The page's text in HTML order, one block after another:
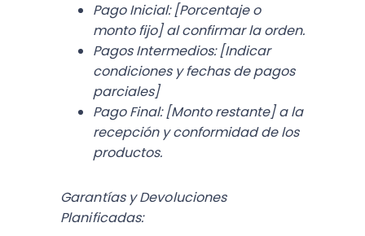
Pago Inicial:[Porcentaje o
monto fijo] al confirmar la orden.
Pagos Intermedios:[Indicar
condiciones y fechas de pagos
parciales]
Pago Final:[Monto restante] a la
recepción y conformidad de los
productos.
Garantías y Devoluciones
Planificadas: